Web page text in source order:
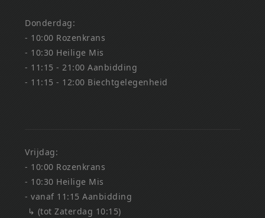
Donderdag:
- 10:00 Rozenkrans
- 10:30 Heilige Mis
- 11:15 - 21:00 Aanbidding
- 11:15 - 12:00 Biechtgelegenheid
Vrijdag:
- 10:00 Rozenkrans
- 10:30 Heilige Mis
- vanaf 11:15 Aanbidding
↳ (tot Zaterdag 10:15)